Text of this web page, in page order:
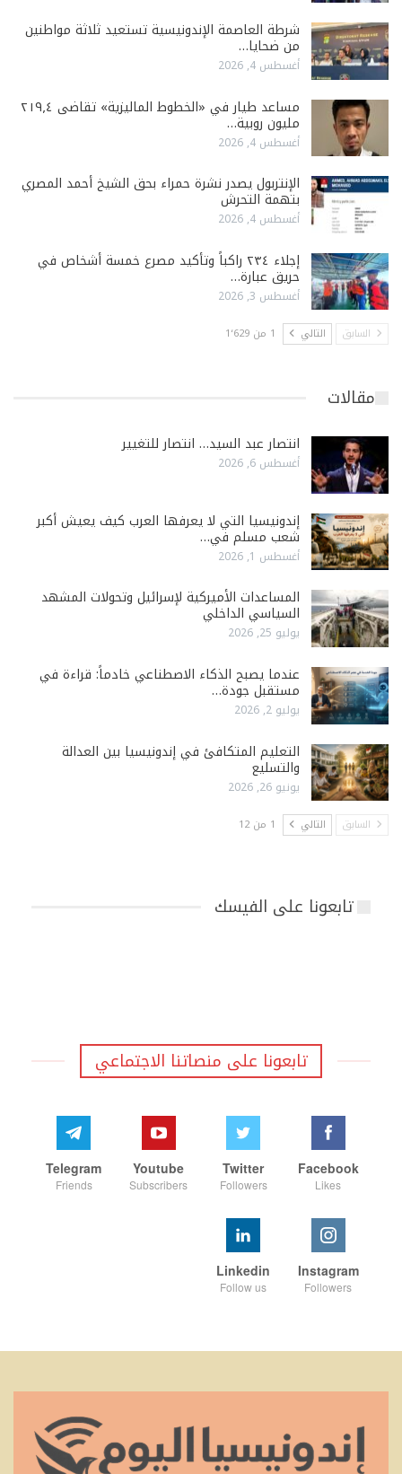
شرطة العاصمة الإندونيسية تستعيد ثلاثة مواطنين
من ضحايا…
أغسطس 4, 2026
مساعد طيار في «الخطوط الماليزية» تقاضى ٢١٩٫٤
مليون روبية…
أغسطس 4, 2026
الإنتربول يصدر نشرة حمراء بحق الشيخ أحمد المصري
بتهمة التحرش
أغسطس 4, 2026
إجلاء ٢٣٤ راكباً وتأكيد مصرع خمسة أشخاص في
حريق عبارة…
أغسطس 3, 2026
السابق التالي 1 من 1٬629
مقالات
انتصار عبد السيد… انتصار للتغيير
أغسطس 6, 2026
إندونيسيا التي لا يعرفها العرب كيف يعيش أكبر
شعب مسلم في…
أغسطس 1, 2026
المساعدات الأميركية لإسرائيل وتحولات المشهد
السياسي الداخلي
يوليو 25, 2026
عندما يصبح الذكاء الاصطناعي خادماً: قراءة في
مستقبل جودة…
يوليو 2, 2026
التعليم المتكافئ في إندونيسيا بين العدالة
والتسليع
يونيو 26, 2026
السابق التالي 1 من 12
تابعونا على الفيسك
تابعونا على منصاتنا الاجتماعي
Facebook
Likes
Twitter
Followers
Youtube
Subscribers
Telegram
Friends
Instagram
Followers
Linkedin
Follow us